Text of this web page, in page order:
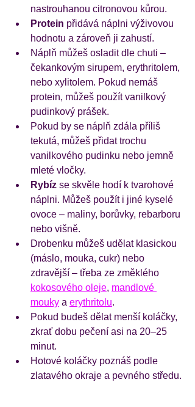
nastrouhanou citronovou kůrou.
Protein přidává náplni výživovou
hodnotu a zároveň ji zahustí.
Náplň můžeš osladit dle chuti –
čekankovým sirupem, erythritolem,
nebo xylitolem. Pokud nemáš
protein, můžeš použít vanilkový
pudinkový prášek.
Pokud by se náplň zdála příliš
tekutá, můžeš přidat trochu
vanilkového pudinku nebo jemně
mleté vločky.
Rybíz se skvěle hodí k tvarohové
náplni. Můžeš použít i jiné kyselé
ovoce – maliny, borůvky, rebarboru
nebo višně.
Drobenku můžeš udělat klasickou
(máslo, mouka, cukr) nebo
zdravější – třeba ze změklého
kokosového oleje, mandlové
mouky a erythritolu.
Pokud budeš dělat menší koláčky,
zkrať dobu pečení asi na 20–25
minut.
Hotové koláčky poznáš podle
zlatavého okraje a pevného středu.